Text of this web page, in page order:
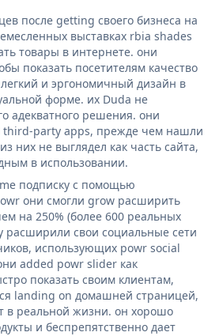
после getting своего бизнеса на
выставках rbia shades
товары в интернете. они
показать посетителям качество
легкий и эргономичный дизайн в
форме. их Duda не
адекватного решения. они
third-party apps, прежде чем нашли
них не выглядел как часть сайта,
в использовании.
подписку с помощью
они смогли grow расширить
на 250% (более 600 реальных
расширили свои социальные сети
использующих powr social
added powr slider как
показать своим клиентам,
landing on домашней страницей,
в реальной жизни. он хорошо
и беспрепятственно дает